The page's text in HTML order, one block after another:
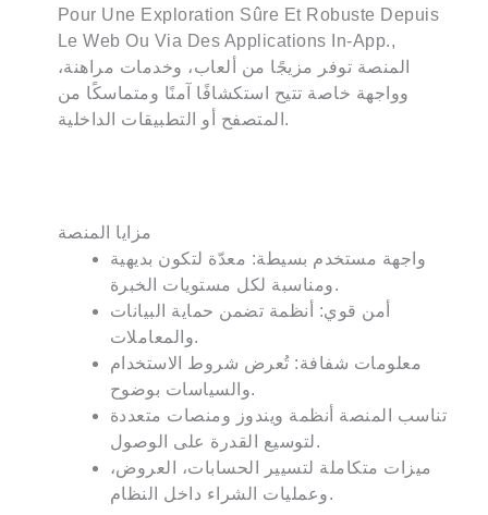
Pour Une Exploration Sûre Et Robuste Depuis
Le Web Ou Via Des Applications In-App.,
المنصة توفر مزيجًا من ألعاب، وخدمات مراهنة،
وواجهة خاصة تتيح استكشافًا آمنًا ومتماسكًا من
المتصفح أو التطبيقات الداخلية.
مزايا المنصة
واجهة مستخدم بسيطة: معدّة لتكون بديهية
ومناسبة لكل مستويات الخبرة.
أمن قوي: أنظمة تضمن حماية البيانات
والمعاملات.
معلومات شفافة: تُعرض شروط الاستخدام
والسياسات بوضوح.
تناسب المنصة أنظمة ويندوز ومنصات متعددة
لتوسيع القدرة على الوصول.
ميزات متكاملة لتسيير الحسابات، العروض،
وعمليات الشراء داخل النظام.